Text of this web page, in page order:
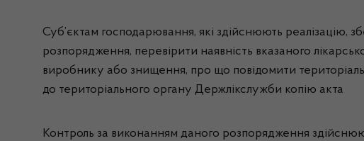
Суб’єктам господарювання, які здійснюють
розпорядження, перевірити наявність вказаного
виробнику або знищення, про що повідомити
до територіального органу Держлікслужби копію
Контроль за виконанням даного розпорядження